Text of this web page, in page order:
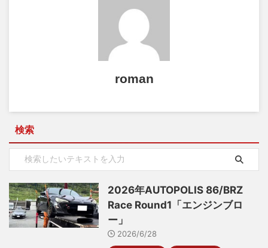
roman
検索
2026年AUTOPOLIS 86/BRZ
Race Round1「エンジンブロ
ー」
2026/6/28